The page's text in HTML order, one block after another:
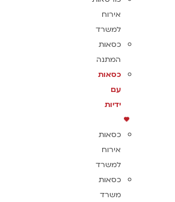
אירוח
למשרד
כסאות
המתנה
כסאות
עם
ידיות
כסאות
אירוח
למשרד
כסאות
משרד